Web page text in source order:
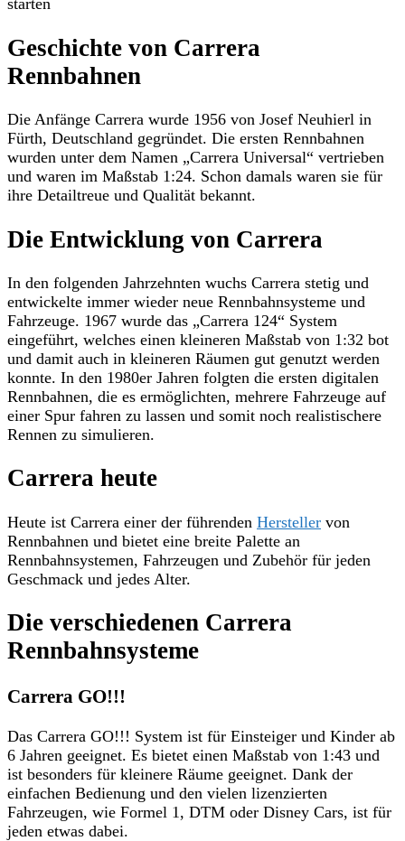
starten
Geschichte von Carrera
Rennbahnen
Die Anfänge Carrera wurde 1956 von Josef Neuhierl in
Fürth, Deutschland gegründet. Die ersten Rennbahnen
wurden unter dem Namen „Carrera Universal“ vertrieben
und waren im Maßstab 1:24. Schon damals waren sie für
ihre Detailtreue und Qualität bekannt.
Die Entwicklung von Carrera
In den folgenden Jahrzehnten wuchs Carrera stetig und
entwickelte immer wieder neue Rennbahnsysteme und
Fahrzeuge. 1967 wurde das „Carrera 124“ System
eingeführt, welches einen kleineren Maßstab von 1:32 bot
und damit auch in kleineren Räumen gut genutzt werden
konnte. In den 1980er Jahren folgten die ersten digitalen
Rennbahnen, die es ermöglichten, mehrere Fahrzeuge auf
einer Spur fahren zu lassen und somit noch realistischere
Rennen zu simulieren.
Carrera heute
Heute ist Carrera einer der führenden Hersteller von
Rennbahnen und bietet eine breite Palette an
Rennbahnsystemen, Fahrzeugen und Zubehör für jeden
Geschmack und jedes Alter.
Die verschiedenen Carrera
Rennbahnsysteme
Carrera GO!!!
Das Carrera GO!!! System ist für Einsteiger und Kinder ab
6 Jahren geeignet. Es bietet einen Maßstab von 1:43 und
ist besonders für kleinere Räume geeignet. Dank der
einfachen Bedienung und den vielen lizenzierten
Fahrzeugen, wie Formel 1, DTM oder Disney Cars, ist für
jeden etwas dabei.